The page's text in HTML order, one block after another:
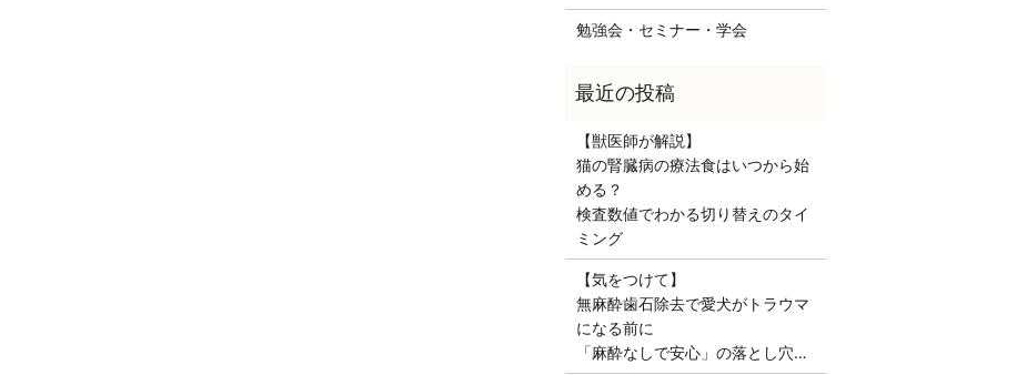
勉強会・セミナー・学会
【獣医師が解説】
猫の腎臓病の療法食はいつから始
める？
検査数値でわかる切り替えのタイ
ミング
【気をつけて】
無麻酔歯石除去で愛犬がトラウマ
になる前に
「麻酔なしで安心」の落とし穴…